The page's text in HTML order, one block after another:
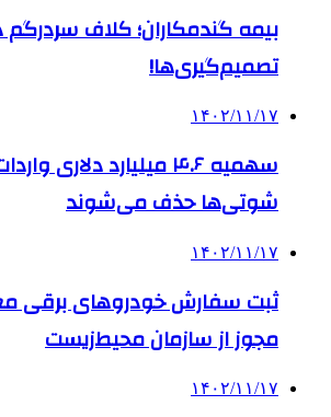
بیمه گندمکاران؛ کلاف سردرگم
تصمیم‌گیری‌ها!
۱۴۰۲/۱۱/۱۷
سهمیه ۴.۶ میلیارد دلاری
شوتی‌ها حذف می‌شوند
۱۴۰۲/۱۱/۱۷
ثبت سفارش خودروهای برقی
مجوز از سازمان محیط‌زیست
۱۴۰۲/۱۱/۱۷